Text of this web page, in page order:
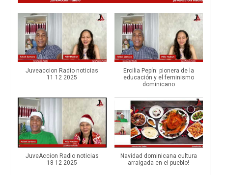
Juveaccion Radio noticias
11 12 2025
Ercilia Pepín: pionera de la
educación y el feminismo
dominicano
JuveAccion Radio noticias
18 12 2025
Navidad dominicana cultura
arraigada en el pueblo!